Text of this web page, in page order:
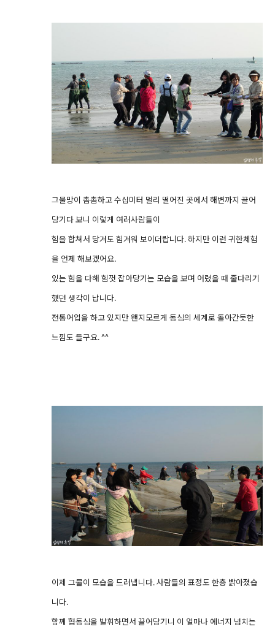
그물망이 촘촘하고 수십미터 멀리 떨어진 곳에서 해변까지 끌어
당기다 보니 이렇게 여러사람들이
힘을 합쳐서 당겨도 힘겨워 보이더랍니다. 하지만 이런 귀한체험
을 언제 해보겠어요.
있는 힘을 다해 힘껏 잡아당기는 모습을 보며 어렸을 때 줄다리기
했던 생각이 납니다.
전통어업을 하고 있지만 왠지모르게 동심의 세계로 돌아간듯한
느낌도 들구요. ^^
이제 그물이 모습을 드러냅니다. 사람들의 표정도 한층 밝아졌습
니다.
함께 협동심을 발휘하면서 끌어당기니 이 얼마나 에너지 넘치는